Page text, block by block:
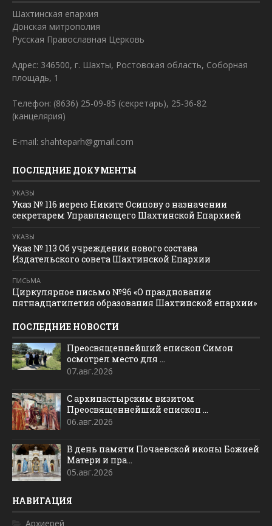
Шахтинская епархия
Донская митрополия
Русская Православная Церковь
Адрес: 346500, г. Шахты, Ростовская область, Соборная
площадь, 1
Телефон: (8636) 25-09-85 (секретарь), 25-36-82
(канцелярия)
E-mail: shahteparh@gmail.com
ПОСЛЕДНИЕ ДОКУМЕНТЫ
УКАЗЫ
Указ № 116 иерею Никите Осипову о назначении
секретарем Управляющего Шахтинской Епархией
УКАЗЫ
Указ № 113 Об учреждении нового состава
Издательского совета Шахтинской Епархии
ПИСЬМА
Циркулярное письмо №96 «О праздновании
пятнадцатилетия образования Шахтинской епархии»
ПОСЛЕДНИЕ НОВОСТИ
Преосвященнейший епископ Симон
осмотрел место для ...
07.авг.2026
С архипастырским визитом
Преосвященнейший епископ ...
06.авг.2026
В день памяти Почаевской иконы Божией
Матери и пра...
05.авг.2026
НАВИГАЦИЯ
Архиерей